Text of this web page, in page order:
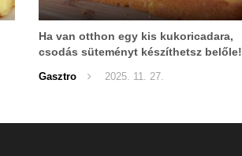
Ha van otthon egy kis kukoricadara,
csodás süteményt készíthetsz belőle!
Gasztro 2025. 11. 27.